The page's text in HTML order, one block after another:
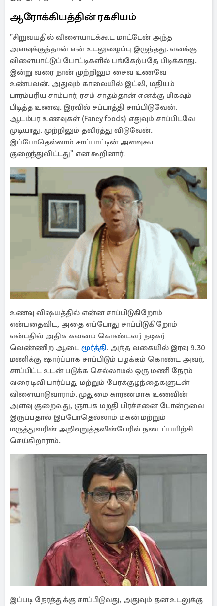
ஆரோக்கியத்தின் ரகசியம்
"சிறுவயதில் விளையாடக்கூட மாட்டேன் அந்த
அளவுக்குத்தான் என் உடலுழைப்பு இருந்தது. எனக்கு
விளையாட்டுப் போட்டிகளில் பங்கேற்பதே பிடிக்காது.
இன்று வரை நான் முற்றிலும் சைவ உணவே
உண்பவன். அதுவும் காலையில் இட்லி, மதியம்
பாரம்பரிய சாம்பார், ரசம் சாதம்தான் எனக்கு மிகவும்
பிடித்த உணவு. இரவில் சப்பாத்தி சாப்பிடுவேன்.
ஆடம்பர உணவுகள் (Fancy foods) எதுவும் சாப்பிடவே
முடியாது. முற்றிலும் தவிர்த்து விடுவேன்.
இப்போதெல்லாம் சாப்பாட்டின் அளவுகூட
குறைந்துவிட்டது" என கூறினார்.
உணவு விஷயத்தில் என்ன சாப்பிடுகிறோம்
என்பதைவிட, அதை எப்போது சாப்பிடுகிறோம்
என்பதில் அதிக கவனம் கொண்டவர் நடிகர்
வெண்ணிற ஆடை மூர்த்தி. அந்த வகையில் இரவு 9.30
மணிக்கு ஷார்ப்பாக சாப்பிடும் பழக்கம் கொண்ட அவர்,
சாப்பிட்ட உடன் படுக்க செல்லாமல் ஒரு மணி நேரம்
வரை டிவி பார்ப்பது மற்றும் பேரக்குழந்தைகளுடன்
விளையாடுவாராம். முதுமை காரணமாக உணவின்
அளவு குறைவது, ஞாபக மறதி பிரச்சனை போன்றவை
இருப்பதால் இப்போதெல்லாம் மகன் மற்றும்
மருத்துவரின் அறிவுறுத்தலின்பேரில் நடைப்பயிற்சி
செய்கிறாராம்.
இப்படி நேரத்துக்கு சாப்பிடுவது, அதுவும் தன உடலுக்கு